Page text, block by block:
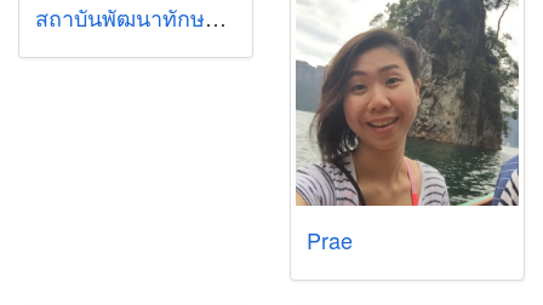
สถาบันพัฒนาทักษะเพื่อการสอบตรงธรรมศาสตร์และจุฬา ท็อปปิค อะคาเดมี่ (TOPIC ACADEMY)
Prae